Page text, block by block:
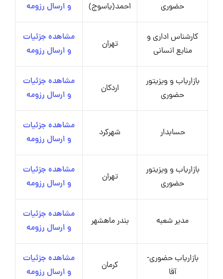
حضوری
احمد(یاسوج)
و ارسال رزومه
کارشناس اداری و
منابع انسانی
تهران
مشاهده جزئیات
و ارسال رزومه
بازاریاب و ویزیتور
حضوری
اردکان
مشاهده جزئیات
و ارسال رزومه
حسابدار شهرکرد
مشاهده جزئیات
و ارسال رزومه
بازاریاب و ویزیتور
حضوری
تهران
مشاهده جزئیات
و ارسال رزومه
مدیر شعبه بندر ماهشهر
مشاهده جزئیات
و ارسال رزومه
بازاریاب حضوری-
آقا
کرمان
مشاهده جزئیات
و ارسال رزومه